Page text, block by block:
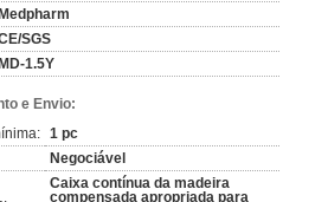
SGS
1.5Y
e Envio:
1 pc
Negociável
Caixa contínua da madeira
compensada apropriada para